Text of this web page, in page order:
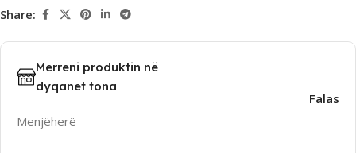
Share:
Merreni produktin në
dyqanet tona
Menjëherë
Falas